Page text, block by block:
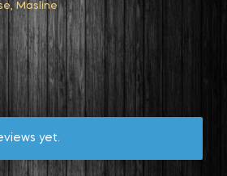
, Masline
yet.